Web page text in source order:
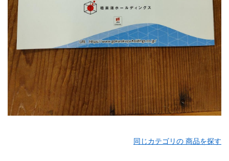
同じカテゴリの 商品を探す